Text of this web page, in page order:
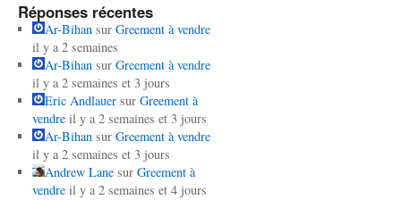
Réponses récentes
Ar-Bihansur Greement à vendre
il y a 2 semaines
Ar-Bihansur Greement à vendre
il y a 2 semaines et 3 jours
Eric Andlauersur Greement à
vendre il y a 2 semaines et 3 jours
Ar-Bihansur Greement à vendre
il y a 2 semaines et 3 jours
Andrew Lanesur Greement à
vendre il y a 2 semaines et 4 jours